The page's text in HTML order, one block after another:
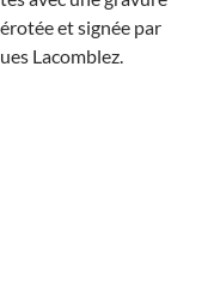
et signée par
Lacomblez.
& Jacques